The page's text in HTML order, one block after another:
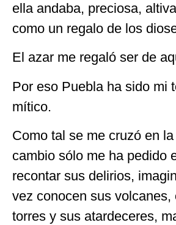
ella andaba, preciosa,
como un regalo de los
El azar me regaló ser de
Por eso Puebla ha sido mi
mítico.
Como tal se me cruzó en
cambio sólo me ha pedido
recontar sus delirios,
vez conocen sus volcanes,
torres y sus atardeceres,